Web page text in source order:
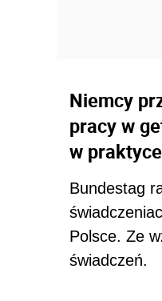
Niemcy
pracy w
w
Bundestag
Polsce. Ze
świadczeń.